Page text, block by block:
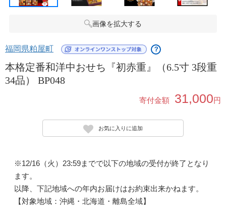
画像を拡大する
福岡県粕屋町 ？
本格定番和洋中おせち『初赤重』（6.5寸 3段重
34品） BP048
寄付金額 31,000円
お気に入りに追加
※12/16（火）23:59までで以下の地域の受付が終了となり
ます。
以降、下記地域への年内お届けはお約束出来かねます。
【対象地域：沖縄・北海道・離島全域】